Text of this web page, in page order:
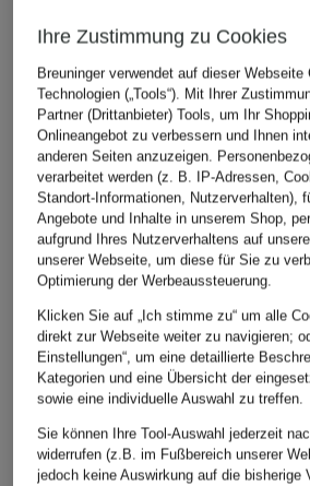
+Aktionsrabatt
AG Jeans
Wide Leg Jeans NEW
BAGGY
Bestpreis:178,49 €
Ursprünglich:299,99 €
ARKET
Wide Leg Jeans
99 €
Ihre Zustimmung zu Cookies
Breuninger verwendet auf dieser Webseite
Technologien („Tools“). Mit Ihrer
Partner (Drittanbieter) Tools, um Ihr
Onlineangebot zu verbessern und Ihnen
anderen Seiten anzuzeigen.
verarbeitet werden (z. B. IP-Adressen,
Standort-Informationen, Nutzerverhalten),
Angebote und Inhalte in unserem Shop,
aufgrund Ihres Nutzerverhaltens auf
unserer Webseite, um diese für Sie zu
Optimierung der Werbeaussteuerung.
Klicken Sie auf „Ich stimme zu“ um alle
direkt zur Webseite weiter zu navigieren;
Einstellungen“, um eine detaillierte
Kategorien und eine Übersicht der
sowie eine individuelle Auswahl zu treffen.
Sie können Ihre Tool-Auswahl jederzeit
widerrufen (z.B. im Fußbereich unserer
jedoch keine Auswirkung auf die bisherige